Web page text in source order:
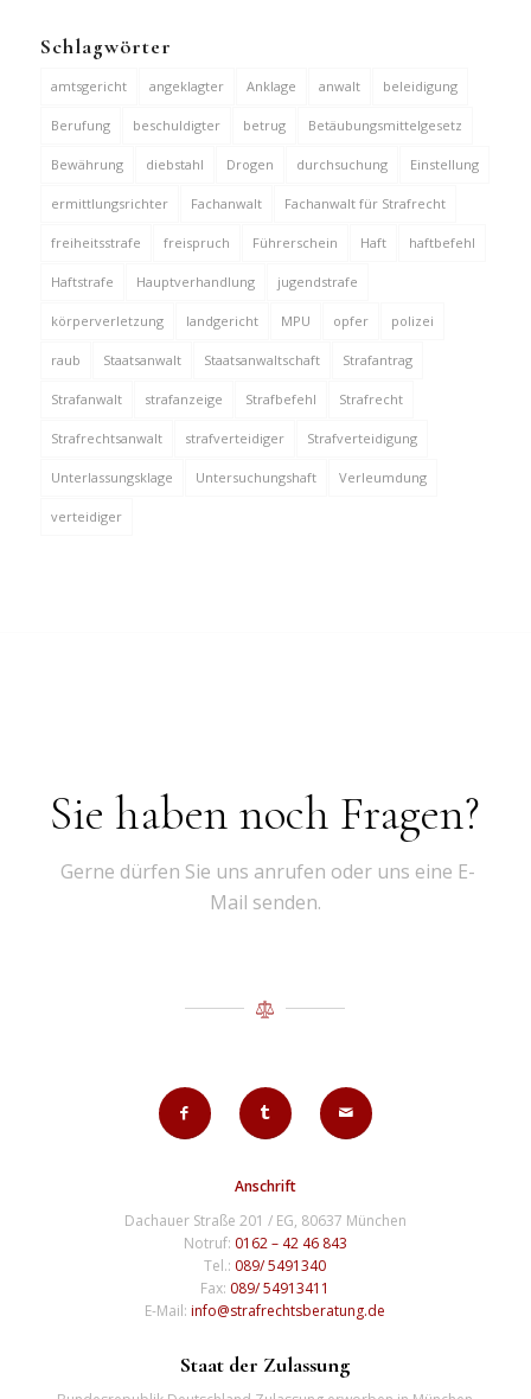
Schlagwörter
amtsgericht angeklagter Anklage anwalt beleidigung
Berufung beschuldigter betrug Betäubungsmittelgesetz
Bewährung diebstahl Drogen durchsuchung Einstellung
ermittlungsrichter Fachanwalt Fachanwalt für Strafrecht
freiheitsstrafe freispruch Führerschein Haft haftbefehl
Haftstrafe Hauptverhandlung jugendstrafe
körperverletzung landgericht MPU opfer polizei
raub Staatsanwalt Staatsanwaltschaft Strafantrag
Strafanwalt strafanzeige Strafbefehl Strafrecht
Strafrechtsanwalt strafverteidiger Strafverteidigung
Unterlassungsklage Untersuchungshaft Verleumdung
verteidiger
Sie haben noch Fragen?
Gerne dürfen Sie uns anrufen oder uns eine E-
Mail senden.
Anschrift
Dachauer Straße 201 / EG, 80637 München
Notruf: 0162 – 42 46 843
Tel.: 089/ 5491340
Fax: 089/ 54913411
E-Mail:info@strafrechtsberatung.de
Staat der Zulassung